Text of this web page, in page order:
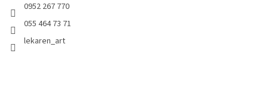
0952 267 770
055 464 73 71
lekaren_art